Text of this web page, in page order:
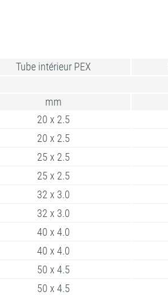
Tube intérieur PEX
mm
20 x 2.5
20 x 2.5
25 x 2.5
25 x 2.5
32 x 3.0
32 x 3.0
40 x 4.0
40 x 4.0
50 x 4.5
50 x 4.5